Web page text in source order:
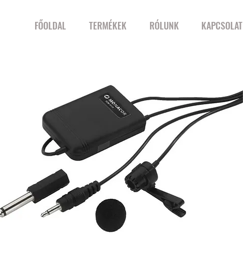
FŐOLDAL TERMÉKEK RÓLUNK KAPCSOLAT